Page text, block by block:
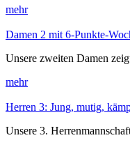
mehr
Damen 2 mit 6-Punkte-
Unsere zweiten Damen
mehr
Herren 3: Jung, mutig,
Unsere 3.